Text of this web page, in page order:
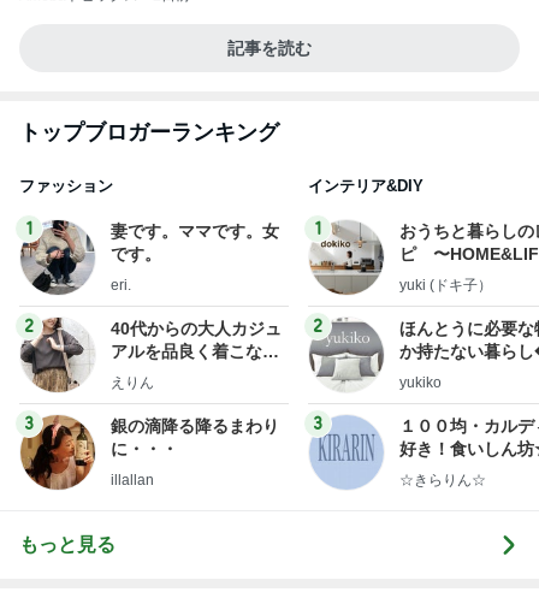
記事を読む
トップブロガーランキング
ファッション
1
妻です。ママです。女
です。
eri.
2
40代からの大人カジュ
アルを品良く着こなす
ファッションブログ
えりん
3
銀の滴降る降るまわり
に・・・
illallan
インテリア&DIY
1
おうちと暮らしの
ピ 〜
yuki (ドキ子）
2
ほんとうに必要な
か持たない暮ら
ep Life Simple◆
yukiko
3
１００均・カルデ
好き！食いしん
らりん☆のブログ
☆きらりん☆
もっと見る